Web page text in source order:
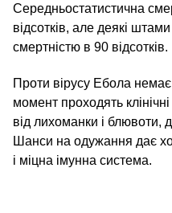
Середньостатистична
відсотків, але деякі
смертністю в 90 відсотків.
Проти вірусу Ебола
момент проходять
від лихоманки і блювоти,
Шанси на одужання дає
і міцна імунна система.